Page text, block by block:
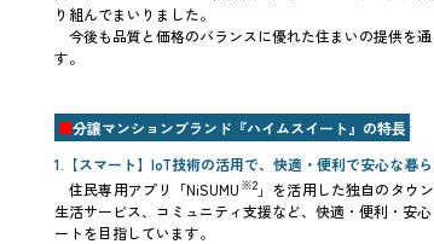
り組んでまいりました。
今後も品質と価格のバランスに優れた住まいの提供を
す。
■分譲マンションブランド『ハイムスイート』の特長
1.【スマート】IoT技術の活用で、快適・便利で安心な暮
住民専用アプリ「NiSUMU ※2」を活用した独自のタウ
生活サービス、コミュニティ支援など、快適・便利・安
ートを目指しています。